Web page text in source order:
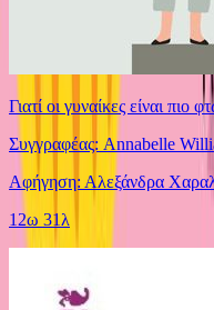
Γιατί οι γυναίκες είναι πιο
Συγγραφέας: Annabelle
Αφήγηση: Αλεξάνδρα
12ω 31λ